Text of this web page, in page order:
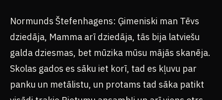
Normunds Štefenhagens: Ģimeniski man Tēvs
dziedāja, Mamma arī dziedāja, tās bija latviešu
galda dziesmas, bet mūzika mūsu mājās skanēja.
Skolas gados es sāku iet korī, tad es kļuvu par
panku un metālistu, un protams tad sāka patikt